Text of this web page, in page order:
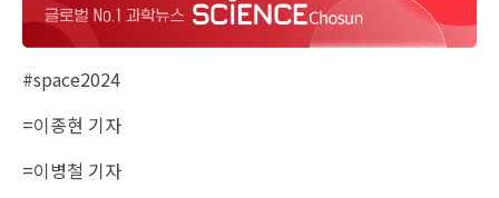
#space2024
=이종현 기자
=이병철 기자